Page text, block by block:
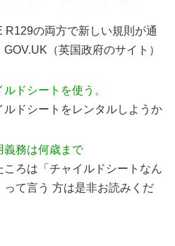
の両方で新しい規則が通
（英国政府のサイト）
ドシートを使う。
ドシートをレンタルしようか
義務は何歳まで
ろは「チャイルドシートなん
て言う 方は是非お読みくだ